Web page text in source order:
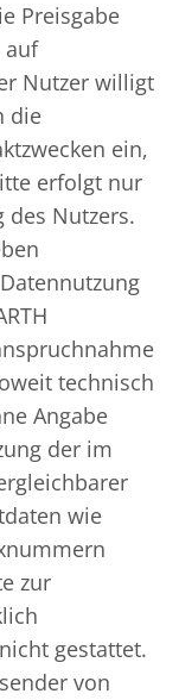
Preisgabe
auf
Nutzer willigt
die
ein,
erfolgt nur
des Nutzers.
technisch
Angabe
der im
wie
zur
gestattet.
von